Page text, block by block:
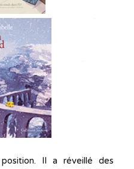
position. Il a réveillé des